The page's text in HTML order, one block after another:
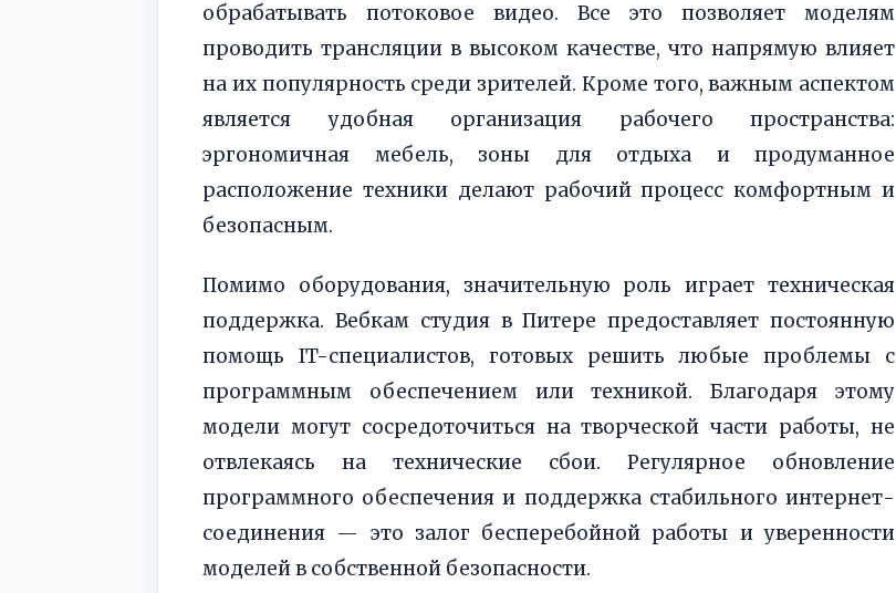
обрабатывать потоковое видео. Все это позволяет моделям
проводить трансляции в высоком качестве, что напрямую влияет
на их популярность среди зрителей. Кроме того, важным аспектом
является удобная организация рабочего пространства:
эргономичная мебель, зоны для отдыха и продуманное
расположение техники делают рабочий процесс комфортным и
безопасным.
Помимо оборудования, значительную роль играет техническая
поддержка. Вебкам студия в Питере предоставляет постоянную
помощь IT-специалистов, готовых решить любые проблемы с
программным обеспечением или техникой. Благодаря этому
модели могут сосредоточиться на творческой части работы, не
отвлекаясь на технические сбои. Регулярное обновление
программного обеспечения и поддержка стабильного интернет-
соединения — это залог бесперебойной работы и уверенности
моделей в собственной безопасности.